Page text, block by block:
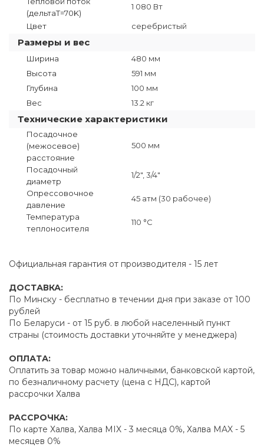
(дельтаT=70K)
1 080 Вт
Цвет серебристый
Размеры и вес
Ширина
480 мм
Высота
591 мм
Глубина
100 мм
Вес
13.2 кг
Технические характеристики
Посадочное
(межосевое)
расстояние
500 мм
Посадочный
диаметр
1/2", 3/4"
Опрессовочное
давление
45 атм (30 рабочее)
Температура
теплоносителя
110 °C
Официальная гарантия от производителя - 15 лет
ДОСТАВКА:
По Минску - бесплатно в течении дня при заказе от 100
рублей
По Беларуси - от 15 руб. в любой населенный пункт
страны (стоимость доставки уточняйте у менеджера)
ОПЛАТА:
Оплатить за товар можно наличными, банковской картой,
по безналичному расчету (цена с НДС), картой
рассрочки Халва
РАССРОЧКА:
По карте Халва, Халва MIX - 3 месяца 0%, Халва MAX - 5
месяцев 0%